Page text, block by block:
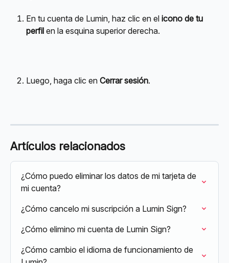
En tu cuenta de Lumin, haz clic en el icono de tu
perfil en la esquina superior derecha.
Luego, haga clic en Cerrar sesión.
Artículos relacionados
¿Cómo puedo eliminar los datos de mi tarjeta de
mi cuenta?
¿Cómo cancelo mi suscripción a Lumin Sign?
¿Cómo elimino mi cuenta de Lumin Sign?
¿Cómo cambio el idioma de funcionamiento de